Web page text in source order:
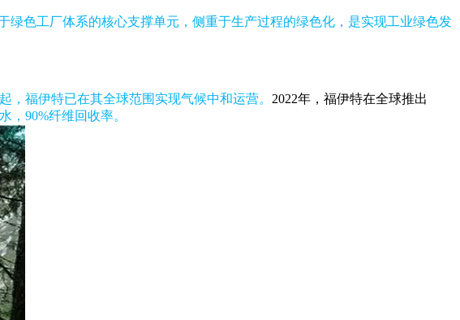
色工厂体系的核心支撑单元，侧重于生产过程的绿色化，是实现工业绿色发
，福伊特已在其全球范围实现气候中和运营。 2022年，福伊特在全球推出
，90%纤维回收率。